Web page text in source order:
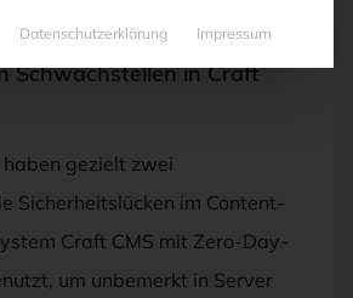
MANAGEMENT
Schwachstellen in Craft
gezielt zwei
Sicherheitslücken im Content-
Craft CMS mit Zero-Day-
um unbemerkt in Server
Datenschutzerklärung Impressum